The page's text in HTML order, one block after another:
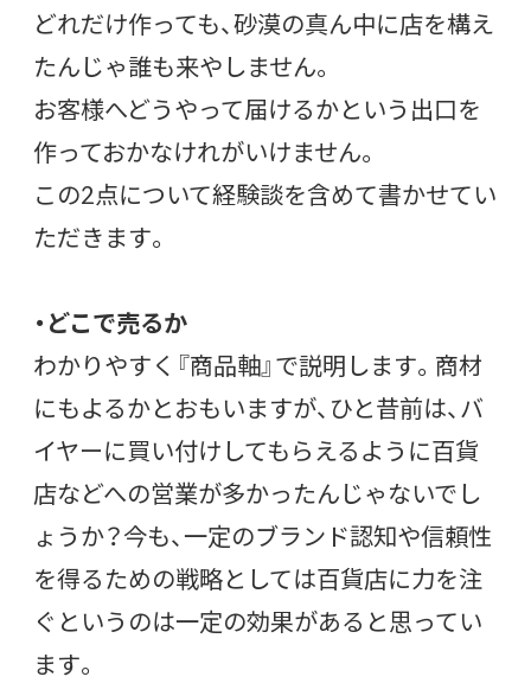
どれだけ作っても、砂漠の真ん中に店を構え
たんじゃ誰も来やしません。
お客様へどうやって届けるかという出口を
作っておかなけれがいけません。
この2点について経験談を含めて書かせてい
ただきます。
・どこで売るか
わかりやすく『商品軸』で説明します。商材
にもよるかとおもいますが、ひと昔前は、バ
イヤーに買い付けしてもらえるように百貨
店などへの営業が多かったんじゃないでし
ょうか？今も、一定のブランド認知や信頼性
を得るための戦略としては百貨店に力を注
ぐというのは一定の効果があると思ってい
ます。